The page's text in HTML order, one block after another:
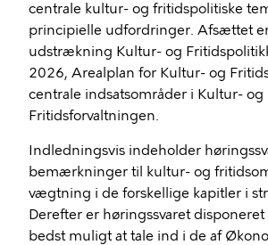
centrale kultur- og fritidspolitiske
principielle udfordringer. Afsættet
udstrækning Kultur- og
2026, Arealplan for Kultur- og
centrale indsatsområder i Kultur- og
Fritidsforvaltningen.
Indledningsvis indeholder
bemærkninger til kultur- og
vægtning i de forskellige kapitler i
Derefter er høringssvaret
bedst muligt at tale ind i de af